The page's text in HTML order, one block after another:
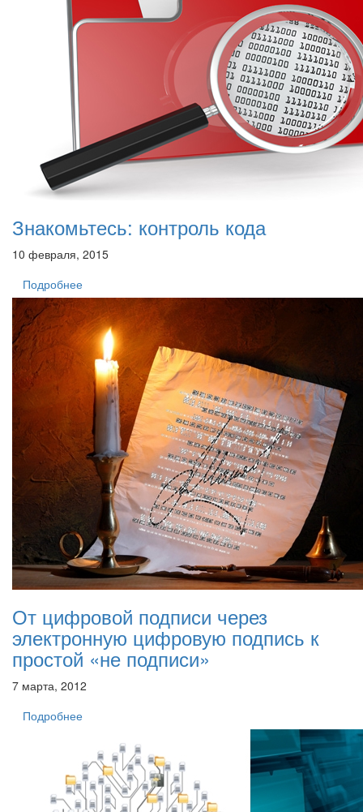
Знакомьтесь: контроль кода
10 февраля, 2015
Подробнее
От цифровой подписи через
электронную цифровую подпись к
простой «не подписи»
7 марта, 2012
Подробнее